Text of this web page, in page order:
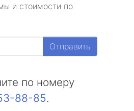
и стоимости по
Отправить
по номеру
88-85.